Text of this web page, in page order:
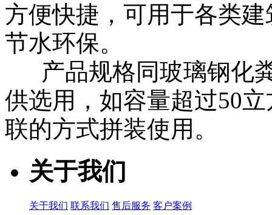
方便快捷，可用于各类
节水环保。
产品规格同玻璃钢化
供选用，如容量超过50
联的方式拼装使用。
关于我们
关于我们 联系我们 售后服务 客户案例